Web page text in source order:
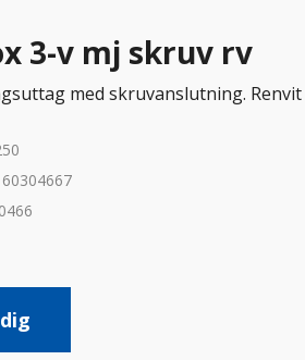
3-v mj skruv rv
med skruvanslutning. Renvit